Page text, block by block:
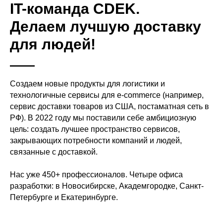
IT-команда CDEK.
Делаем лучшую доставку
для людей!
Создаем новые продукты для логистики и
технологичные сервисы для e-commerce (например,
сервис доставки товаров из США, постаматная сеть в
РФ). В 2022 году мы поставили себе амбициозную
цель: создать лучшее пространство сервисов,
закрывающих потребности компаний и людей,
связанные с доставкой.
Нас уже 450+ профессионалов. Четыре офиса
разработки: в Новосибирске, Академгородке, Санкт-
Петербурге и Екатеринбурге.